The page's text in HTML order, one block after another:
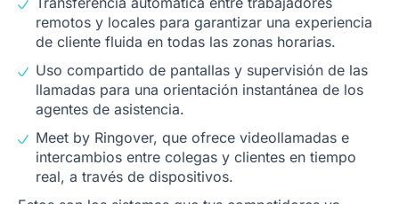
remotos y locales para garantizar una experiencia
de cliente fluida en todas las zonas horarias.
Uso compartido de pantallas y supervisión de las
llamadas para una orientación instantánea de los
agentes de asistencia.
Meet by Ringover, que ofrece videollamadas e
intercambios entre colegas y clientes en tiempo
real, a través de dispositivos.